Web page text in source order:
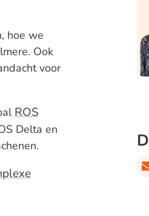
hoe we
Ook
voor
ROS
Delta en